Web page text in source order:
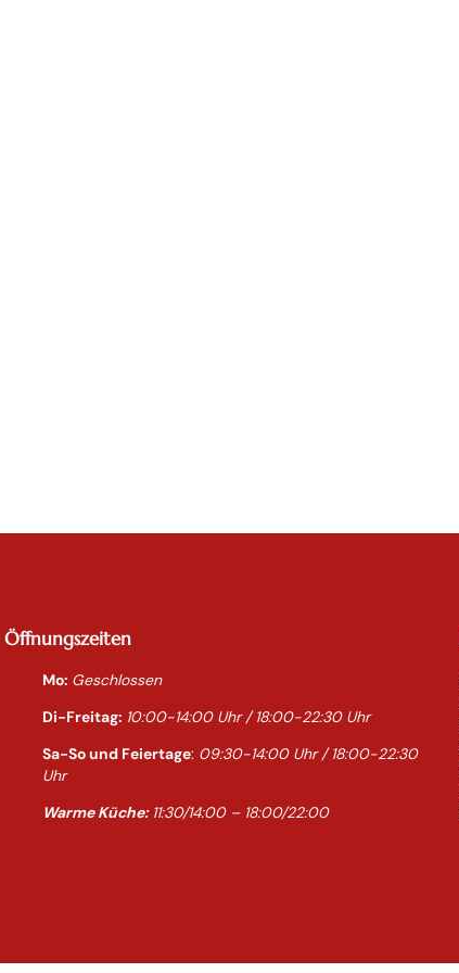
Öffnungszeiten
Mo: Geschlossen
Di-Freitag: 10:00-14:00 Uhr / 18:00-22:30Uhr
Sa-So und Feiertage: 09:30-14:00 Uhr / 18:00-22:30
Uhr
Warme Küche: 11:30/14:00 – 18:00/22:00